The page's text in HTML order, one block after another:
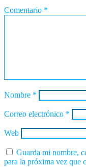
Comentario *
Nombre *
Correo electrónico *
Web
Guarda mi nombre,
para la próxima vez que